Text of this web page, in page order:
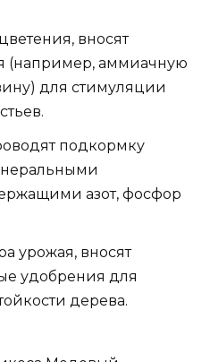
вносят
(например, аммиачную
для стимуляции
подкормку
азот, фосфор
урожая, вносят
удобрения для
дерева.